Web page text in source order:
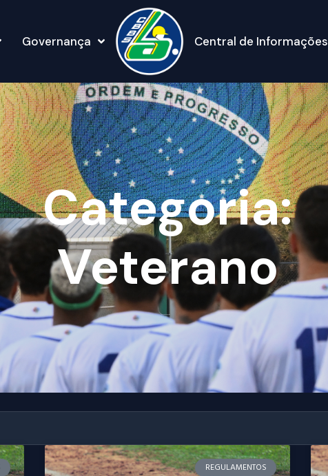
Governança Central de Informações
Categoria:
Veterano
REGULAMENTOS